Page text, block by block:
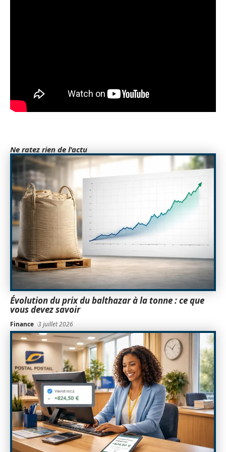
Ne ratez rien de l'actu
Évolution du prix du balthazar à la tonne : ce que
vous devez savoir
Finance 3 juillet 2026